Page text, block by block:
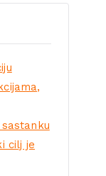
cilj je